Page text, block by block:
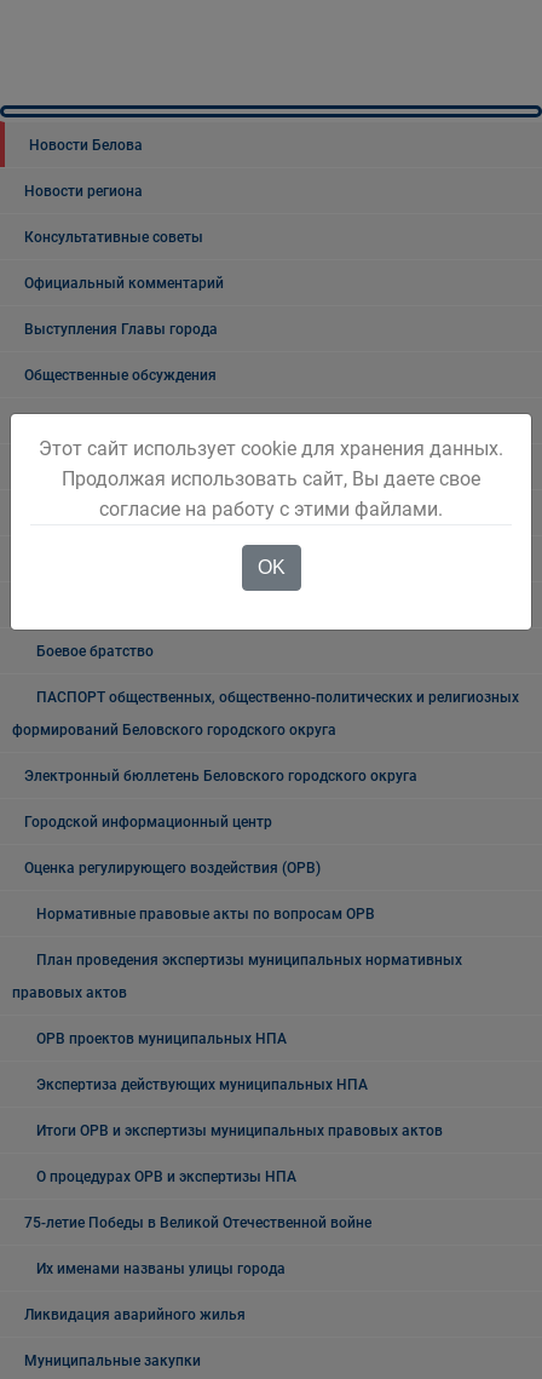
Новости Белова
Новости региона
Консультативные советы
Официальный комментарий
Выступления Главы города
Общественные обсуждения
Публичные слушания. Архив
Боевое братство
ПАСПОРТ общественных, общественно-политических и религиозных
формирований Беловского городского округа
Электронный бюллетень Беловского городского округа
Городской информационный центр
Оценка регулирующего воздействия (ОРВ)
Нормативные правовые акты по вопросам ОРВ
План проведения экспертизы муниципальных нормативных
правовых актов
ОРВ проектов муниципальных НПА
Экспертиза действующих муниципальных НПА
Итоги ОРВ и экспертизы муниципальных правовых актов
О процедурах ОРВ и экспертизы НПА
75-летие Победы в Великой Отечественной войне
Их именами названы улицы города
Ликвидация аварийного жилья
Муниципальные закупки
Этот сайт использует cookie для хранения данных.
Продолжая использовать сайт, Вы даете свое
согласие на работу с этими файлами.
OK